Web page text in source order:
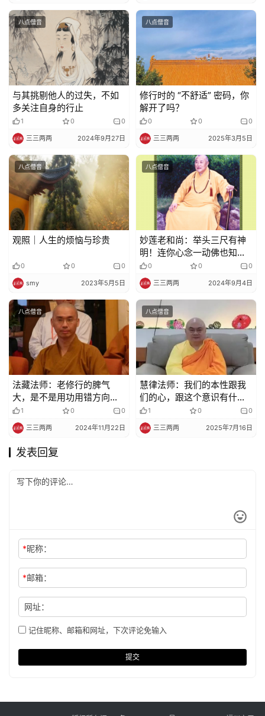
八点僧音
与其挑剔他人的过失，不如
多关注自身的行止
1 0 0
三三两两 2024年9月27日
八点僧音
修行时的 “不舒适” 密码，你
解开了吗？
0 0 0
三三两两 2025年3月5日
八点僧音
观照｜人生的烦恼与珍贵
0 0 0
smy 2023年5月5日
八点僧音
妙莲老和尚：举头三尺有神
明！连你心念一动佛也知
道，这样你还敢胆大随便地
胡思乱想吗?
0 0 0
三三两两 2024年9月4日
八点僧音
法藏法师：老修行的脾气
大，是不是用功用错方向了
呢（如雷贯耳，醍醐灌顶）
1 0 0
三三两两 2024年11月22日
八点僧音
慧律法师：我们的本性跟我
们的心，跟这个意识有什么
不同
1 0 0
三三两两 2025年7月16日
发表回复
*昵称：
*邮箱：
网址：
记住昵称、邮箱和网址，下次评论免输入
提交